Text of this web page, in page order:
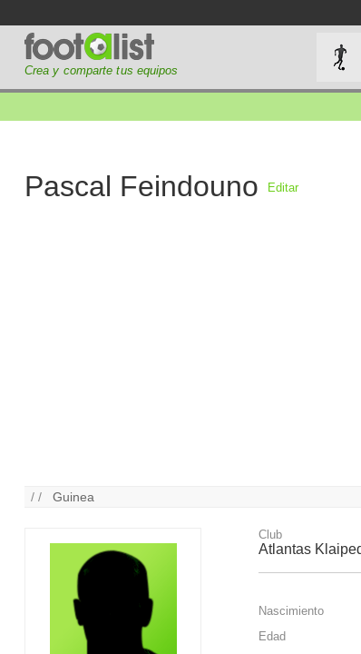
Crea y comparte tus equipos
Pascal Feindouno Editar
/ /Guinea
Club
Atlantas
Nascimiento
Edad